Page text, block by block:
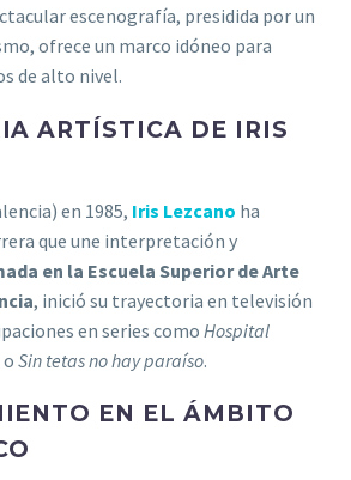
escenografía, presidida por un
ofrece un marco idóneo para
de alto nivel.
ARTÍSTICA DE IRIS
en 1985, Iris Lezcano ha
que une interpretación y
en la Escuela Superior de Arte
, inició su trayectoria en televisión
en series como Hospital
o Sin tetas no hay paraíso.
EN EL ÁMBITO